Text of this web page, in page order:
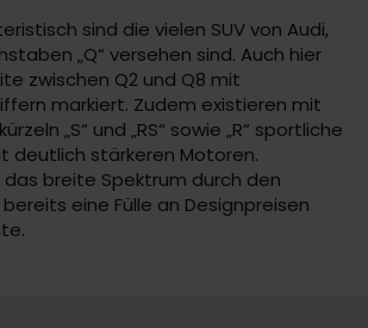
sind die vielen SUV von Audi,
„Q“ versehen sind. Auch hier
zwischen Q2 und Q8 mit
markiert. Zudem existieren mit
„S“ und „RS“ sowie „R“ sportliche
deutlich stärkeren Motoren.
breite Spektrum durch den
eine Fülle an Designpreisen